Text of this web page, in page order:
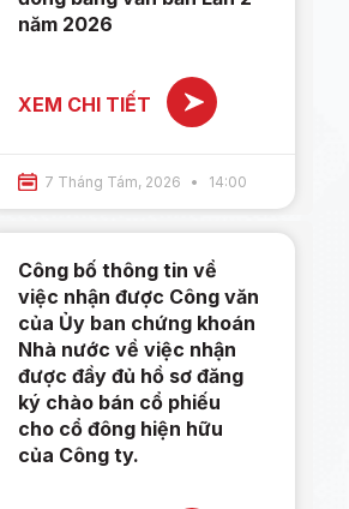
năm 2026
XEM CHI TIẾT
7 Tháng Tám, 2026 14:00
Công bố thông tin về
việc nhận được Công văn
của Ủy ban chứng khoán
Nhà nước về việc nhận
được đầy đủ hồ sơ đăng
ký chào bán cổ phiếu
cho cổ đông hiện hữu
của Công ty.